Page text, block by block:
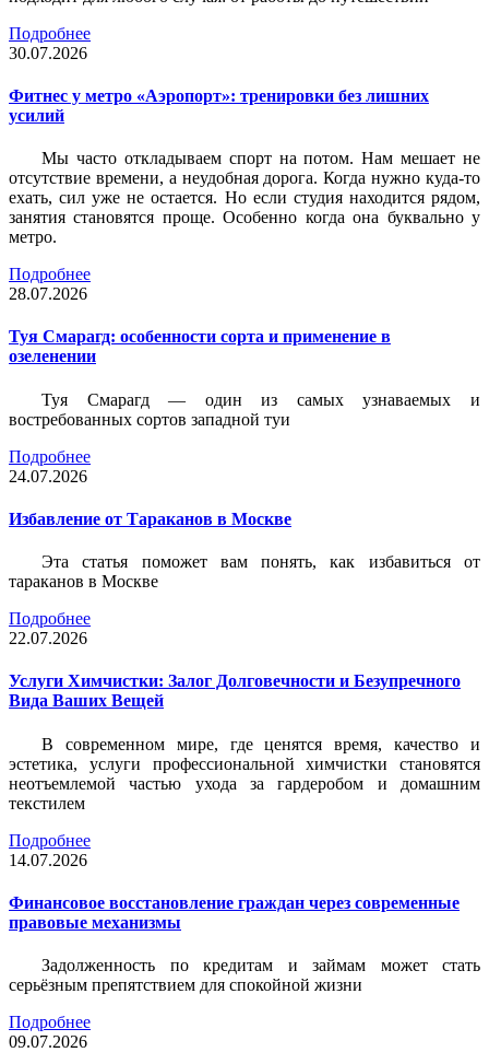
Подробнее
30.07.2026
Фитнес у метро «Аэропорт»: тренировки без лишних
усилий
Мы часто откладываем спорт на потом. Нам мешает не
отсутствие времени, а неудобная дорога. Когда нужно куда-то
ехать, сил уже не остается. Но если студия находится рядом,
занятия становятся проще. Особенно когда она буквально у
метро.
Подробнее
28.07.2026
Туя Смарагд: особенности сорта и применение в
озеленении
Туя Смарагд — один из самых узнаваемых и
востребованных сортов западной туи
Подробнее
24.07.2026
Избавление от Тараканов в Москве
Эта статья поможет вам понять, как избавиться от
тараканов в Москве
Подробнее
22.07.2026
Услуги Химчистки: Залог Долговечности и Безупречного
Вида Ваших Вещей
В современном мире, где ценятся время, качество и
эстетика, услуги профессиональной химчистки становятся
неотъемлемой частью ухода за гардеробом и домашним
текстилем
Подробнее
14.07.2026
Финансовое восстановление граждан через современные
правовые механизмы
Задолженность по кредитам и займам может стать
серьёзным препятствием для спокойной жизни
Подробнее
09.07.2026